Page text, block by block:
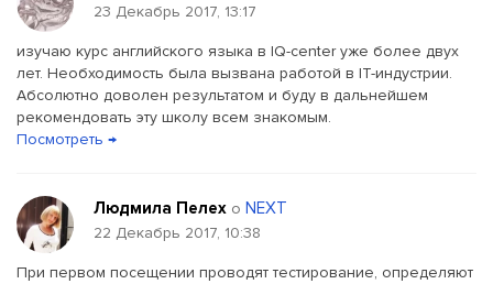
23 Декабрь 2017, 13:17
изучаю курс английского языка в IQ-center уже более двух
лет. Необходимость была вызвана работой в IT-индустрии.
Абсолютно доволен результатом и буду в дальнейшем
рекомендовать эту школу всем знакомым.
Посмотреть →
Людмила Пелех о NEXT
22 Декабрь 2017, 10:38
При первом посещении проводят тестирование, определяют